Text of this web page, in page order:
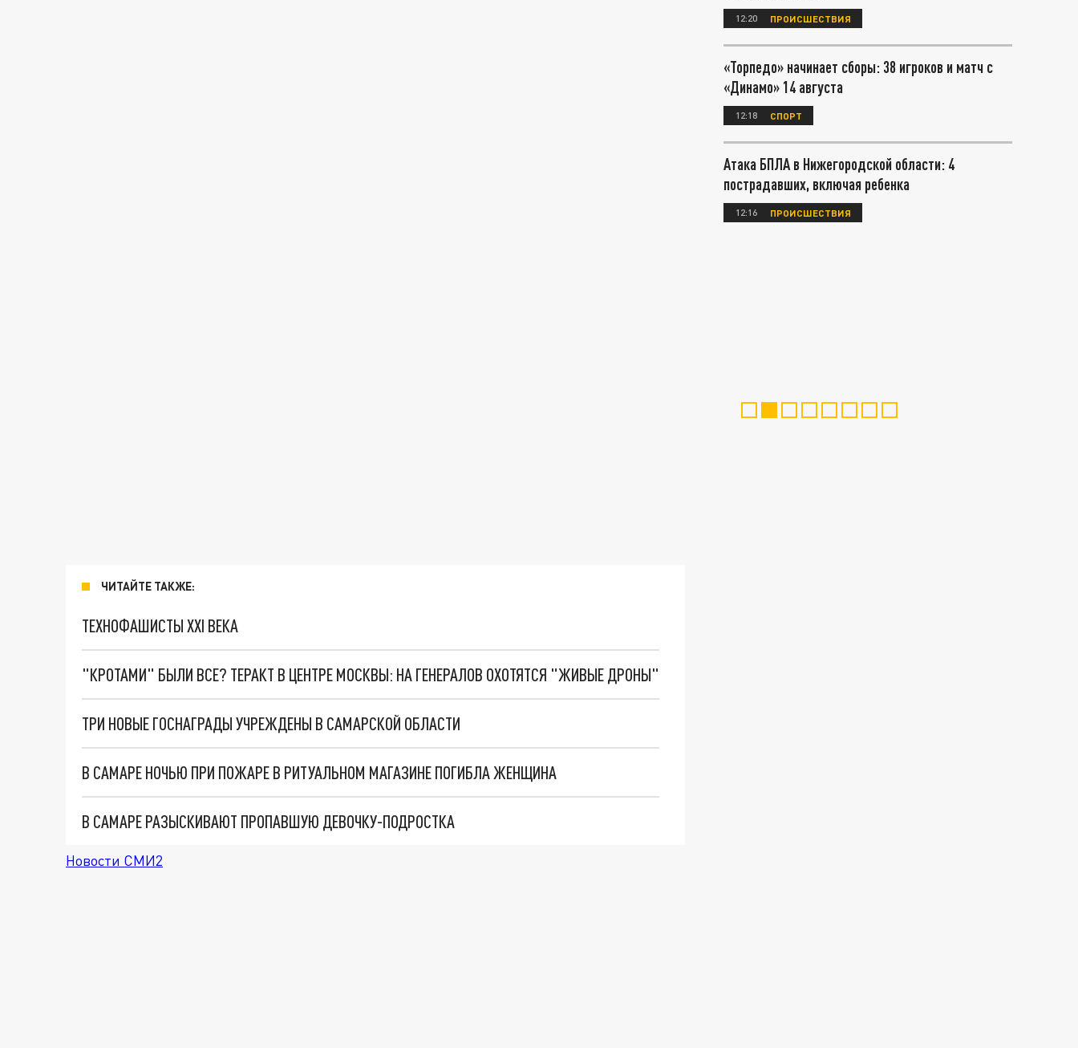
ЧИТАЙТЕ ТАКЖЕ:
ТЕХНОФАШИСТЫ XXI ВЕКА
"КРОТАМИ" БЫЛИ ВСЕ? ТЕРАКТ В ЦЕНТРЕ МОСКВЫ: НА ГЕНЕРАЛОВ ОХОТЯТСЯ "ЖИВЫЕ ДРОНЫ"
ТРИ НОВЫЕ ГОСНАГРАДЫ УЧРЕЖДЕНЫ В САМАРСКОЙ ОБЛАСТИ
В САМАРЕ НОЧЬЮ ПРИ ПОЖАРЕ В РИТУАЛЬНОМ МАГАЗИНЕ ПОГИБЛА ЖЕНЩИНА
В САМАРЕ РАЗЫСКИВАЮТ ПРОПАВШУЮ ДЕВОЧКУ-ПОДРОСТКА
Новости СМИ2
12:20 ПРОИСШЕСТВИЯ
«Торпедо» начинает сборы: 38 игроков и матч с
«Динамо» 14 августа
12:18 СПОРТ
Атака БПЛА в Нижегородской области: 4
пострадавших, включая ребенка
12:16 ПРОИСШЕСТВИЯ